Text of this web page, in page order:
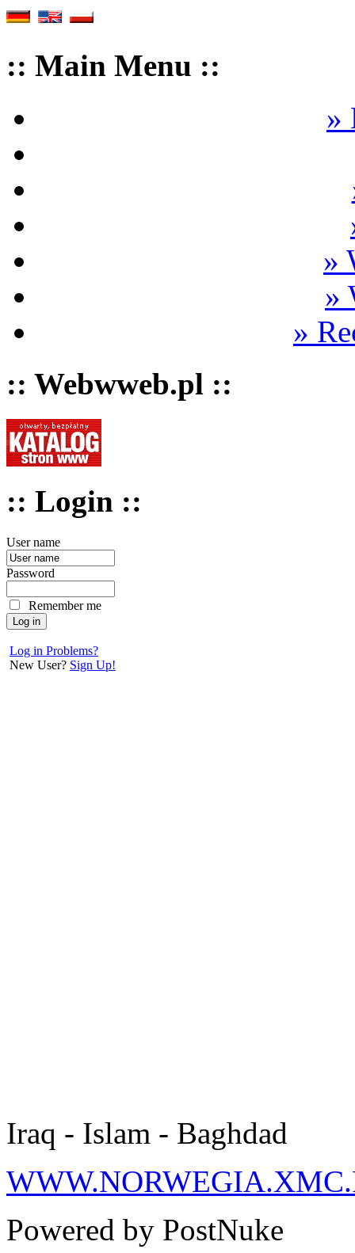
:: Main Menu ::
»
»
»
»
:: Webwweb.pl ::
:: Login ::
User name
Password
Remember me
Log in Problems?
New User? Sign Up!
Iraq - Islam - Baghdad
Powered by PostNuke